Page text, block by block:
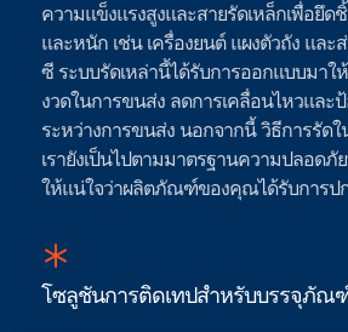
ความแข็งแรงสูงและสายรัดเหล็กเพื่อยึ
และหนัก เช่น เครื่องยนต์ แผงตัวถัง แล
ซี ระบบรัดเหล่านี้ได้รับการออกแบบมา
งวดในการขนส่ง ลดการเคลื่อนไหวและ
ระหว่างการขนส่ง นอกจากนี้ วิธีการรัด
เรายังเป็นไปตามมาตรฐานความปลอดภั
ให้แน่ใจว่าผลิตภัณฑ์ของคุณได้รับการป
โซลูชันการติดเทปสําหรับบรรจุภัณ